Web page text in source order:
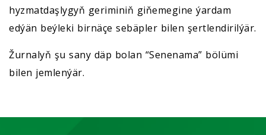
hyzmatdaşlygyň geriminiň giňemegine ýardam
edýän beýleki birnäçe sebäpler bilen şertlendirilýär.
Žurnalyň şu sany däp bolan “Senenama” bölümi
bilen jemlenýär.